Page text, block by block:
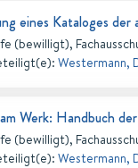
eines Kataloges der
(bewilligt),
: Westermann,
Werk: Handbuch
(bewilligt),
: Westermann,